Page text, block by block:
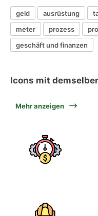
geld ausrüstung
meter
prozess
geschäft und finanzen
Icons mit
Mehr anzeigen